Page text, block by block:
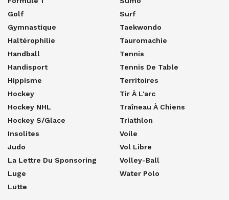
Golf
Gymnastique
Haltérophilie
Handball
Handisport
Hippisme
Hockey
Hockey NHL
Hockey S/glace
Insolites
Judo
La Lettre Du Sponsoring
Luge
Lutte
Surf
Taekwondo
Tauromachie
Tennis
Tennis De Table
Territoires
Tir À L'arc
Traîneau À Chiens
Triathlon
Voile
Vol Libre
Volley-Ball
Water Polo